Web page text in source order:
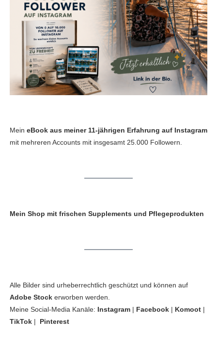
Mein eBook aus meiner 11-jährigen Erfahrung auf Instagram
mit mehreren Accounts mit insgesamt 25.000 Followern.
Mein Shop mit frischen Supplements und Pflegeprodukten
Alle Bilder sind urheberrechtlich geschützt und können auf
Adobe Stock erworben werden.
Meine Social-Media Kanäle: Instagram | Facebook | Komoot |
TikTok | Pinterest